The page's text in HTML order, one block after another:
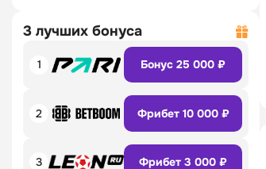
3 лучших бонуса
1 Бонус 25 000 ₽
2 Фрибет 10 000 ₽
3 Фрибет 3 000 ₽